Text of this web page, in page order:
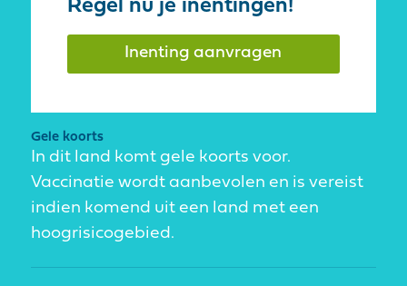
Regel nu je inentingen!
Inenting aanvragen
Gele koorts
In dit land komt gele koorts voor.
Vaccinatie wordt aanbevolen en is vereist
indien komend uit een land met een
hoogrisicogebied.